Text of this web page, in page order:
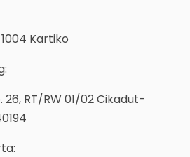
Kartiko
RT/RW 01/02 Cikadut-